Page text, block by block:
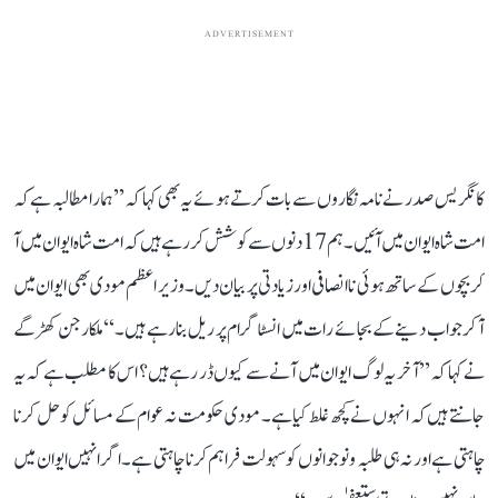
ADVERTISEMENT
کانگریس صدر نے نامہ نگاروں سے بات کرتے ہوئے یہ بھی کہا کہ ’’ہمارا مطالبہ ہے کہ
امت شاہ ایوان میں آئیں۔ ہم 17 دنوں سے کوشش کر رہے ہیں کہ امت شاہ ایوان میں آ
کر بچوں کے ساتھ ہوئی ناانصافی اور زیادتی پر بیان دیں۔ وزیر اعظم مودی بھی ایوان میں
آ کر جواب دینے کے بجائے رات میں انسٹاگرام پر ریل بنا رہے ہیں۔‘‘ ملکارجن کھڑگے
نے کہا کہ ’’آخر یہ لوگ ایوان میں آنے سے کیوں ڈر رہے ہیں؟ اس کا مطلب ہے کہ یہ
جانتے ہیں کہ انہوں نے کچھ غلط کیا ہے۔ مودی حکومت نہ عوام کے مسائل کو حل کرنا
چاہتی ہے اور نہ ہی طلبہ و نوجوانوں کو سہولت فراہم کرنا چاہتی ہے۔ اگر انہیں ایوان میں